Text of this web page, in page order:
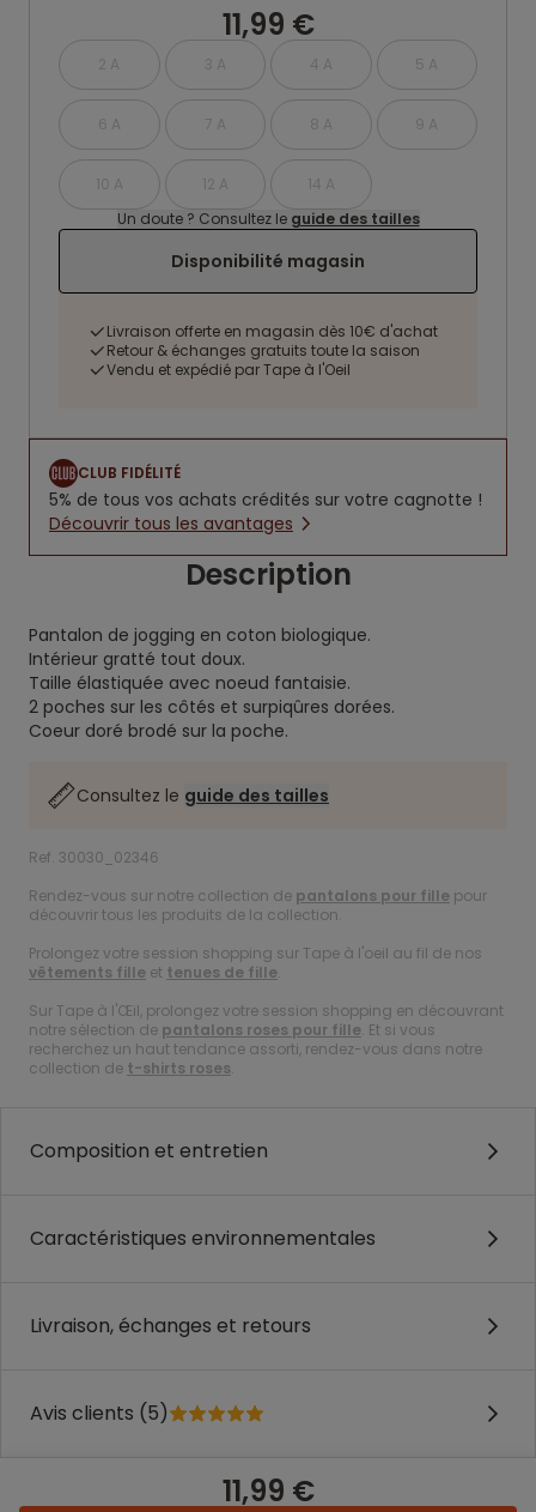
11,99 €
2 A 3 A 4 A 5 A
6 A 7 A 8 A 9 A
10 A 12 A
14 A
Un doute ? Consultez le guide des tailles
Disponibilité magasin
Livraison offerte en magasin dès 10€ d'achat
Retour & échanges gratuits toute la saison
Vendu et expédié par Tape à l'Oeil
CLUB FIDÉLITÉ
5% de tous vos achats crédités sur votre cagnotte !
Découvrir tous les avantages
Description
Pantalon de jogging en coton biologique.
Intérieur gratté tout doux.
Taille élastiquée avec noeud fantaisie.
2 poches sur les côtés et surpiqûres dorées.
Coeur doré brodé sur la poche.
Consultez le guide des tailles
Ref. 30030_02346
Rendez-vous sur notre collection de pantalons pour fille pour
découvrir tous les produits de la collection.
Prolongez votre session shopping sur Tape à l'oeil au fil de nos
vêtements fille et tenues de fille.
Sur Tape à l'Œil, prolongez votre session shopping en découvrant
notre sélection de pantalons roses pour fille. Et si vous
recherchez un haut tendance assorti, rendez-vous dans notre
collection de t-shirts roses.
Composition et entretien
Caractéristiques environnementales
Livraison, échanges et retours
Avis clients (5)
11,99 €